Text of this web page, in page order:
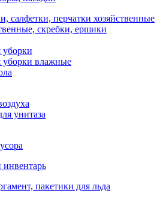
салфетки, перчатки хозяйственные
скребки, ершики
уборки
уборки влажные
унитаза
пакетики для льда